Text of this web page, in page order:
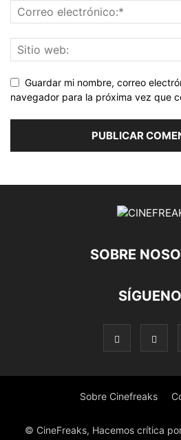
Guardar mi nombre, correo
navegador para la próxima vez que
SOBRE
Sobre Cinefreaks
© CineFreaks, Hacemos crítica